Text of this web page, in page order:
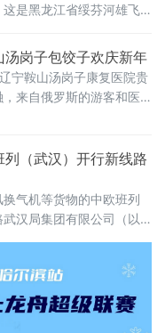
是黑龙江省绥芬河雄飞
，开运后，由绥芬河发
货运商品，由原来的至
缩短至12至15天。据绥芬
达介绍：“经过绥芬河市
岗子包饺子欢庆新年
宁鞍山汤岗子康复医院贵
来自俄罗斯的游客和医
斯游客讲解包饺子的技
。俄罗斯游客们饶有兴
饺子，一边交流着彼此
生活中的趣事和对新年的
（武汉）开行新线路
气机等货物的中欧班列
武汉局集团有限公司（以
疾驰而去。这是中欧班
的首条新线路，为湖北
劲动能，为中丹务实合